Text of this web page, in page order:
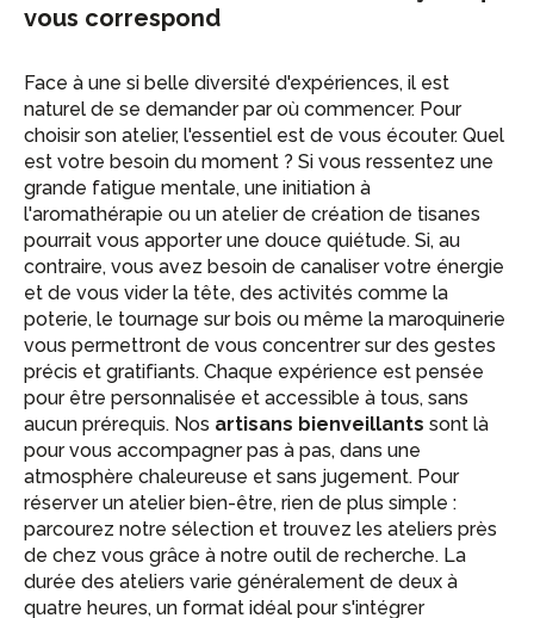
vous correspond
Face à une si belle diversité d'expériences, il est
naturel de se demander par où commencer. Pour
choisir son atelier, l'essentiel est de vous écouter. Quel
est votre besoin du moment ? Si vous ressentez une
grande fatigue mentale, une initiation à
l'aromathérapie ou un atelier de création de tisanes
pourrait vous apporter une douce quiétude. Si, au
contraire, vous avez besoin de canaliser votre énergie
et de vous vider la tête, des activités comme la
poterie, le tournage sur bois ou même la maroquinerie
vous permettront de vous concentrer sur des gestes
précis et gratifiants. Chaque expérience est pensée
pour être personnalisée et accessible à tous, sans
aucun prérequis. Nos artisans bienveillants sont là
pour vous accompagner pas à pas, dans une
atmosphère chaleureuse et sans jugement. Pour
réserver un atelier bien-être, rien de plus simple :
parcourez notre sélection et trouvez les ateliers près
de chez vous grâce à notre outil de recherche. La
durée des ateliers varie généralement de deux à
quatre heures, un format idéal pour s'intégrer